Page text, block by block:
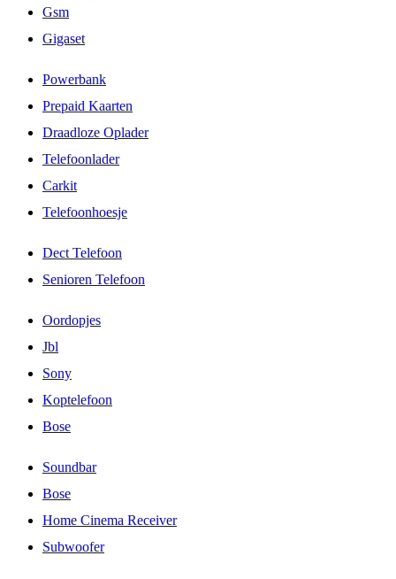
Gsm
Gigaset
Powerbank
Prepaid Kaarten
Draadloze Oplader
Telefoonlader
Carkit
Telefoonhoesje
Dect Telefoon
Senioren Telefoon
Oordopjes
Jbl
Sony
Koptelefoon
Bose
Soundbar
Bose
Home Cinema Receiver
Subwoofer